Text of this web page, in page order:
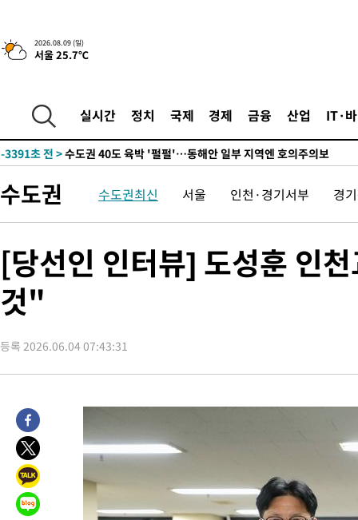
2026.08.09 (일)
서울 25.7℃
실시간 정치 국제 경제 금융 산업 IT·
청래 44.56%
-11096초 전 >[속보]與 대표 경선 제주·인천 당원투표…金 47.75%·鄭
42.08%·宋 10.17%
-10630초 전 >이강인 "아틀레티코 이적 기뻐…등번호 7번 의미보단 팀 위해
-4339초 전 >
낮 최고 35도 '무더위'…동해안 시간당 30㎜ '강한 비'[내일날
-3609초 전 >
레티코 이적"
-3391초 전 >수도권 40도 육박 '펄펄'…동해안 일부 지역엔 호의주의보
1시간 전 >강릉에 시간당 81.4㎜ 물폭탄…도로 잠기고 담벼락 붕괴
2시간 전 >백운산서 80년근 천종산삼 9뿌리 발견…감정가 1.3억원
3시간 전 >남자 농구, 나고야 아시안게임서 '홈팀' 일본과 한일전
3시간 전 >
4시간 전 >
5시간 전 >[속보]'압수수색·성접대 논란' 축구협회 "실망과 걱정 안겨드려
9시간 전 >'최고 37도' 폭염 지속…강원동해안 최대 150㎜ 비
-20834초 전 >
-11881초 전 >
[속보]與최고위원 제주·인천 순회경선…박선원·최민희·서미
한민수·김용 순
-11834초 전 >
청래 44.56%
-11116초 전 >
[속보]與 대표 경선 제주·인천 당원투표…金 47.75%·鄭
42.08%·宋 10.17%
-10650초 전 >
이강인 "아틀레티코 이적 기뻐…등번호 7번 의미보단 팀 위해
수도권 수도권최신 서울 인천·경기서부 경
[당선인 인터뷰] 도성훈 인
것"
등록 2026.06.04 07:43:31